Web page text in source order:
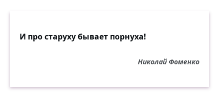
И про старуху бывает порнуха!
Николай Фоменко